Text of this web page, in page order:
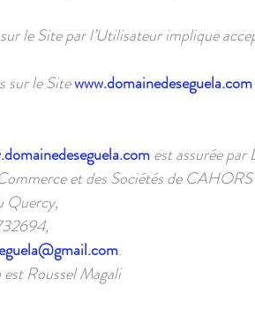
le Site par l’Utilisateur implique
sur le Sitewww.domainedeseguela.com
est assurée
et des Sociétés de
Quercy,
.
Roussel Magali